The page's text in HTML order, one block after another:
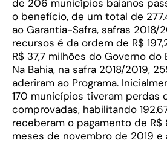
de 206 municípios baianos
o benefício, de um total de
ao Garantia-Safra, safras 2018/
recursos é da ordem de R$
R$ 37,7 milhões do Governo do
Na Bahia, na safra 2018/2019,
aderiram ao Programa.
170 municípios tiveram perdas
comprovadas, habilitando
receberam o pagamento de R$
meses de novembro de 2019